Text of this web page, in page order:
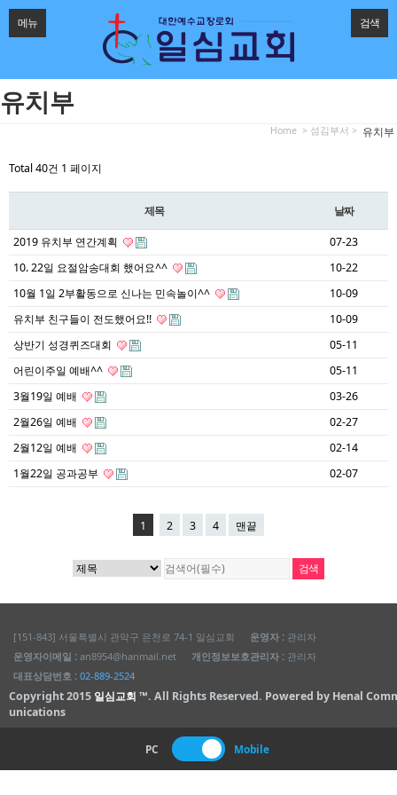
메뉴 검색
유치부
유치부
> 섬김부서 >
Home
Total 40건 1 페이지
제목 날짜
2019 유치부 연간계획
07-23
10. 22일 요절암송대회 했어요^^
10-22
10월 1일 2부활동으로 신나는 민속놀이^^
10-09
유치부 친구들이 전도했어요!!
10-09
상반기 성경퀴즈대회
05-11
어린이주일 예배^^
05-11
3월19일 예배
03-26
2월26일 예배
02-27
2월12일 예배
02-14
1월22일 공과공부
02-07
1 2 3 4 맨끝
[151-843] 서울특별시 관악구 은천로 74-1 일심교회 운영자 : 관리자
운영자이메일 : an8954@hanmail.net 개인정보보호관리자 : 관리자
대표상담번호 : 02-889-2524
Copyright 2015 일심교회 ™. All Rights Reserved. Powered by Henal
unications
PC Mobile